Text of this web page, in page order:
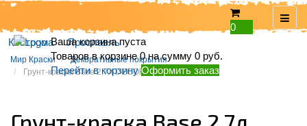
0
Ваша корзина пуста
Товаров в корзине0на сумму0 руб.
Перейти в корзинуОформить заказ
Кострома Ярославль
Мир Краски
Декоративные покрытия
Грунт-краска Base 2.7л DECORAZZA DB1-040/27